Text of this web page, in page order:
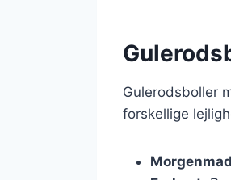
Gulerodsboller
forskellige
Morgenmad